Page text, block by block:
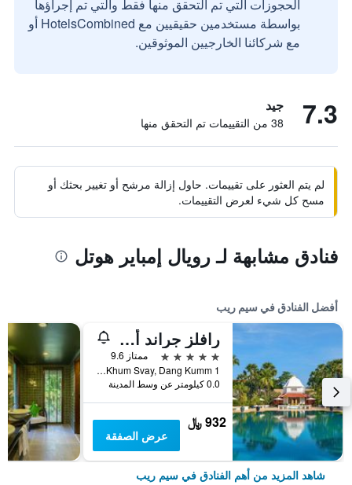
الحجوزات التي تم التحقق منها فقط والتي تم إجراؤها
بواسطة مستخدمين حقيقيين مع HotelsCombined أو
مع شركائنا الخارجيين الموثوقين.
7.3 جيد
38 من التقييمات تم التحقق منها
لم يتم العثور على تقييمات. حاول إزالة مرشح أو تغيير بحثك أو
مسح كل شيء لعرض التقييمات.
فنادق مشابهة لـ رويال إمباير هوتل
أفضل الفنادق في سيم ريب
رافلز جراند أوتل دانجكور
5 نجوم
ممتاز 9.6
1 Vithei Charles de Gaulle, Khum Svay, Dang Kumm, سيم ريب, كمبوديا
0.0 كيلومتر عن وسط المدينة
932 ﷼
عرض الصفقة
شاهد المزيد من أهم الفنادق في سيم ريب